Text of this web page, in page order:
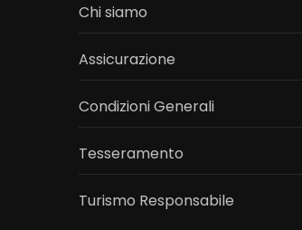
Chi siamo
Assicurazione
Condizioni Generali
Tesseramento
Turismo Responsabile